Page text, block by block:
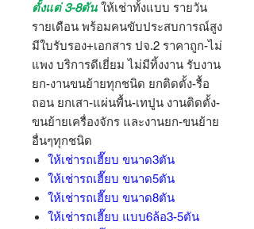
ตั้งแต่ 3-8ตัน ให้เช่าทั้งแบบ รายวัน
รายเดือน พร้อมคนขับประสบการณ์สูง
มีใบรับรอง+เอกสาร ปจ.2 ราคาถูก-ไม่
แพง บริการดีเยี่ยม ไม่มีทิ้งงาน รับงาน
ยก-งานขนย้ายทุกชนิด ยกติดตั้ง-รื้อ
ถอน ยกเสา-แผ่นพื้น-เทปูน งานติดตั้ง-
ขนย้ายเครื่องจักร และงานยก-ขนย้าย
อื่นๆทุกชนิด
ให้เช่ารถเฮี๊ยบ ขนาด3ตัน
ให้เช่ารถเฮี๊ยบ ขนาด5ตัน
ให้เช่ารถเฮี๊ยบ ขนาด8ตัน
ให้เช่ารถเฮี๊ยบ แบบ6ล้อ3-5ตัน